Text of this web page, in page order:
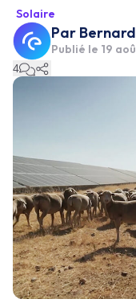
Solaire
Par Bernard
Publié le 19
4